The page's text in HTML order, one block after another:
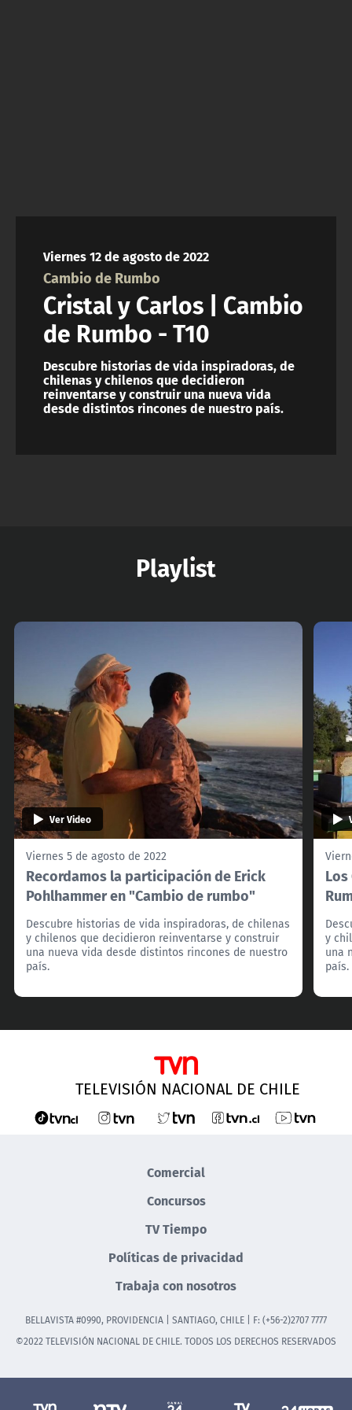
Viernes 12 de agosto de 2022
Cambio de Rumbo
Cristal y Carlos | Cambio
de Rumbo - T10
Descubre historias de vida inspiradoras, de
chilenas y chilenos que decidieron
reinventarse y construir una nueva vida
desde distintos rincones de nuestro país.
Playlist
Ver Video
Viernes 5 de agosto de 2022
Recordamos la participación de Erick
Pohlhammer en "Cambio de rumbo"
Descubre historias de vida inspiradoras, de chilenas
y chilenos que decidieron reinventarse y construir
una nueva vida desde distintos rincones de nuestro
país.
y
una
país.
TELEVISIÓN NACIONAL DE CHILE
Comercial
Concursos
TV Tiempo
Políticas de privacidad
Trabaja con nosotros
BELLAVISTA #0990, PROVIDENCIA | SANTIAGO, CHILE | F: (+56-2)2707 7777
©2022 TELEVISIÓN NACIONAL DE CHILE. TODOS LOS DERECHOS RESERVADOS